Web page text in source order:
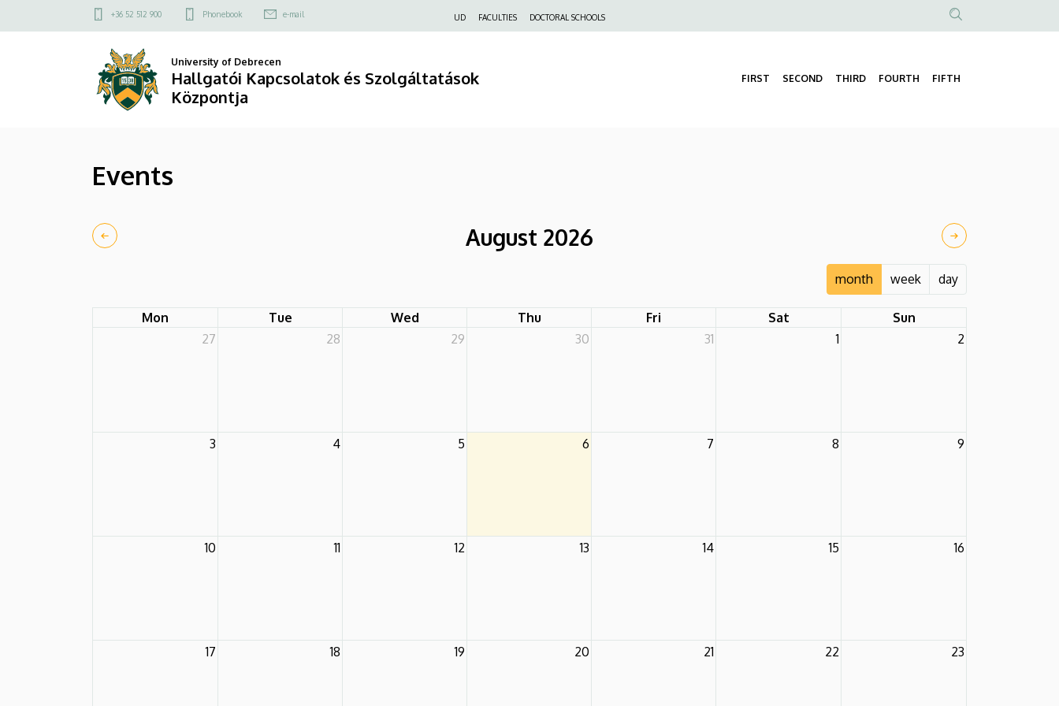
Hallgatói
Kapcsolatok
Szolgáltatások
to
Felső
menü
+36 52 512 900 Phonebook e-mail UD FACULTIES DOCTORAL SCHOOLS
Anonim
fiók
University of Debrecen
Hallgatói Kapcsolatok és Szolgáltatások
Központja
FIRST SECOND THIRD FOURTH FIFTH
Events
August 2026
month week day
Mon Tue Wed Thu Fri Sat
Sun
27
28 29 30 31 1 2
3 4 5 6 7 8 9
10 11 12 13 14 15 16
17 18 19 20 21 22 23